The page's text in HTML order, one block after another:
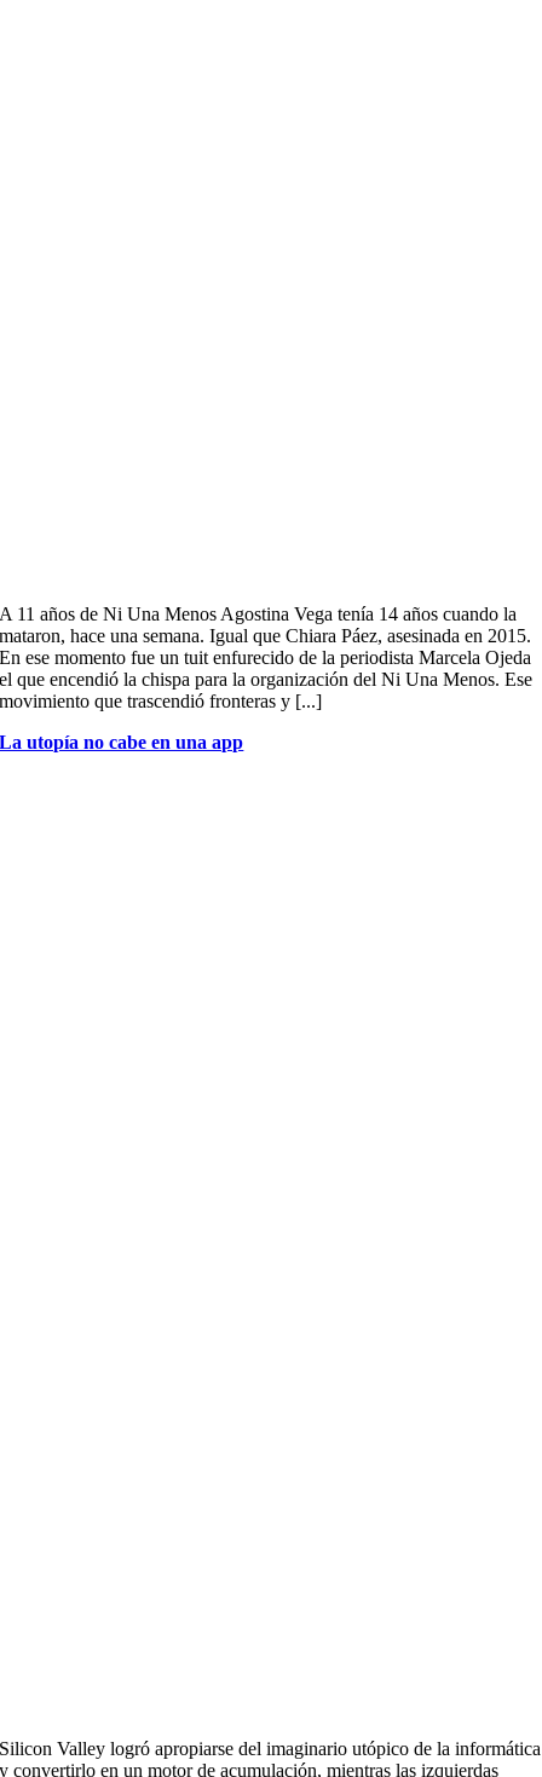
A 11 años de Ni Una Menos Agostina Vega tenía 14 años cuando la
mataron, hace una semana. Igual que Chiara Páez, asesinada en 2015.
En ese momento fue un tuit enfurecido de la periodista Marcela Ojeda
el que encendió la chispa para la organización del Ni Una Menos. Ese
movimiento que trascendió fronteras y [...]
La utopía no cabe en una app
Silicon Valley logró apropiarse del imaginario utópico de la informática
y convertirlo en un motor de acumulación, mientras las izquierdas